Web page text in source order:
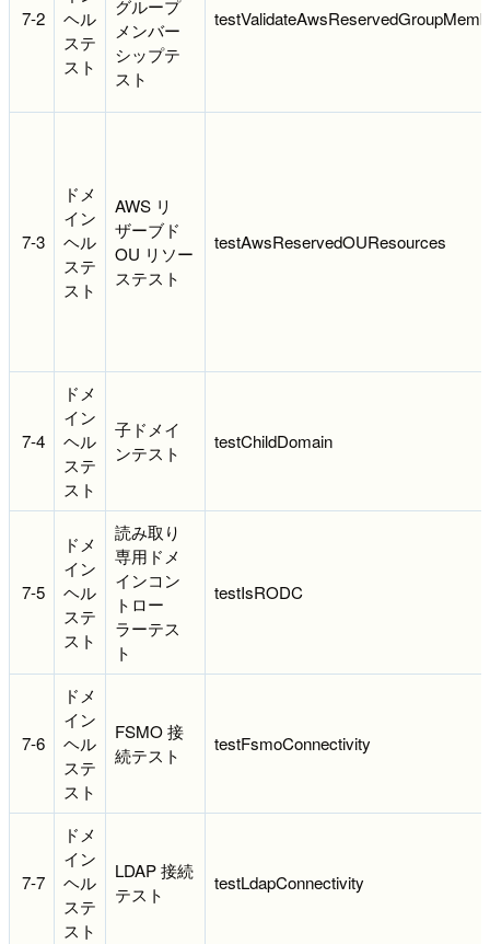
7-2
ヘル
ステ
スト
グループ
メンバー
シップテ
スト
7-3
ドメ
イン
ヘル
ステ
スト
AWS リ
ザーブド
OU リソー
ステスト
testAwsReservedOUResources
7-4
ドメ
イン
ヘル
ステ
スト
子ドメイ
ンテスト
testChildDomain
7-5
ドメ
イン
ヘル
ステ
スト
読み取り
専用ドメ
インコン
トロー
ラーテス
ト
testIsRODC
7-6
ドメ
イン
ヘル
ステ
スト
FSMO 接
続テスト
testFsmoConnectivity
7-7
ドメ
イン
ヘル
ステ
スト
LDAP 接続
テスト
testLdapConnectivity